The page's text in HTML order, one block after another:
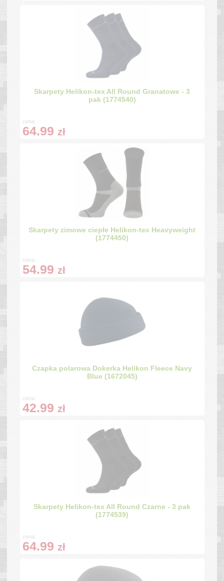
Skarpety Helikon-tex All Round Granatowe - 3
pak (1774540)
cena:
64.99 zł
Skarpety zimowe ciepłe Helikon-tex Heavyweight
(1774450)
cena:
54.99 zł
Czapka polarowa Dokerka Helikon Fleece Navy
Blue (1672045)
cena:
42.99 zł
Skarpety Helikon-tex All Round Czarne - 3 pak
(1774539)
cena:
64.99 zł